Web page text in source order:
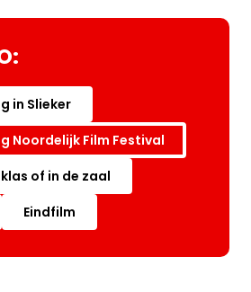
in Slieker
Noordelijk Film Festival
of in de zaal
Eindfilm